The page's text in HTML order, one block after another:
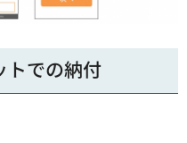
トでの納付